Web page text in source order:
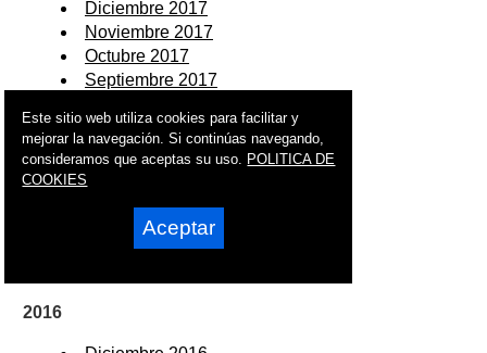
Diciembre 2017
Noviembre 2017
Octubre 2017
Septiembre 2017
Julio 2017
Junio 2017
Mayo 2017
Marzo 2017
Febrero 2017
2016
Este sitio web utiliza cookies para facilitar y
mejorar la navegación. Si continúas navegando,
consideramos que aceptas su uso. POLITICA DE
COOKIES
Aceptar